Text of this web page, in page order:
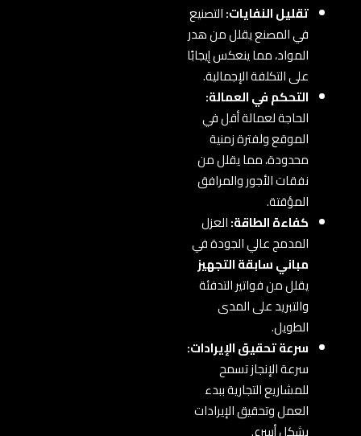
تقليل النفايات:التصنيع
في المصنع يقلل من هدر
المواد، مما ينعكس إيجابًا
على التكلفة الإجمالية.
التحكم في العمالة:
الحاجة لعمالة أقل في
الموقع ولفترة زمنية
محدودة، مما يقلل من
نفقات الأجور والمرافق
المؤقتة.
كفاءة الطاقة:العزل
المدمج عالي الجودة في
مباني سابقة التجهيز
يقلل من فواتير التدفئة
والتبريد على المدى
الطويل.
سرعة تحقيق الإيرادات:
سرعة الإنجاز تسمح
للمشاريع التجارية ببدء
العمل وتحقيق الإيرادات
بشكل أسرع.